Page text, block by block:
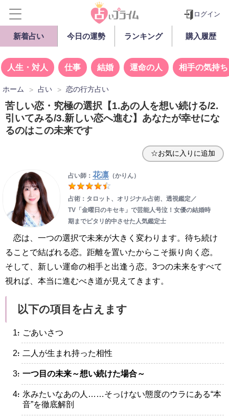
ログイン
新着占い 今日の運勢 ランキング 購入履歴
人生・対人 仕事 結婚 運命の人 相手の気持ち
ホーム 占い 恋の行方占い
苦しい恋・究極の選択【1.あの人を想い続ける/2.
引いてみる/3.新しい恋へ進む】あなたが幸せにな
るのはこの未来です
☆お気に入りに追加
占い師： 花凛（かりん）
占術：タロット、オリジナル占術、透視鑑定／
TV「金曜日のキセキ」で芸能人号泣！女優の結婚時
期までピタリ的中させた人気鑑定士
恋は、一つの選択で未来が大きく変わります。待ち続け
ることで結ばれる恋。距離を置いたからこそ振り向く恋。
そして、新しい運命の相手と出逢う恋。3つの未来をすべて
視れば、本当に進むべき道が見えてきます。
以下の項目を占えます
・ごあいさつ
・二人が生まれ持った相性
・ 一つ目の未来～想い続けた場合～
・氷みたいなあの人……そっけない態度のウラにある“本
音”を徹底解剖